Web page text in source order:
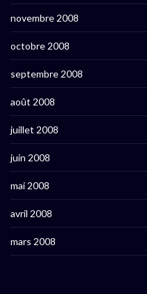
novembre 2008
octobre 2008
septembre 2008
août 2008
juillet 2008
juin 2008
mai 2008
avril 2008
mars 2008